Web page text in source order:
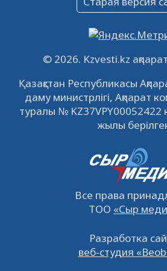
09.12.2022
Свободные рабочие места
встречу с инвесторами в
ноября
21.11.2022
© 2026. Kzvesti.kz
Қазақстан Республикасы
даму министрлігі, Ақпарат
туралы № KZ37VPY00052422
жылы
Все права
ТОО «Сыр
Разработка
веб-студия